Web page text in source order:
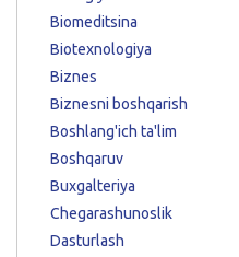
Biomeditsina
Biotexnologiya
Biznes
Biznesni boshqarish
Boshlang'ich ta'lim
Boshqaruv
Buxgalteriya
Chegarashunoslik
Dasturlash